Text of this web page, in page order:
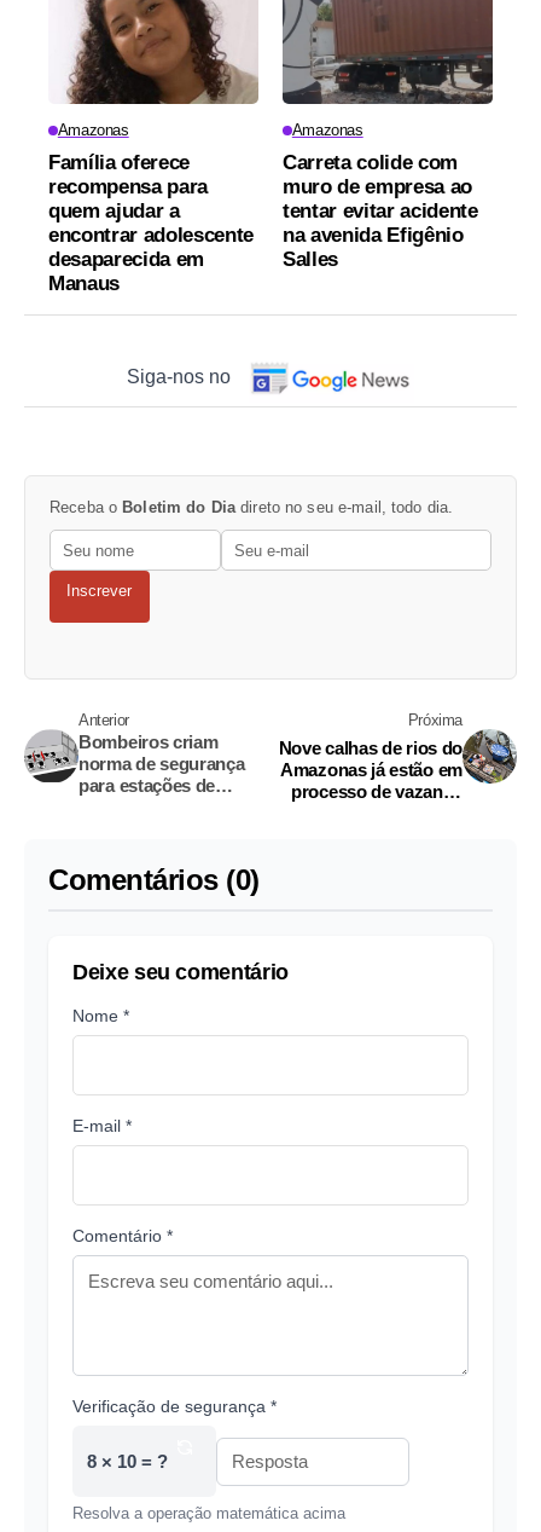
Amazonas
Família oferece
recompensa para
quem ajudar a
encontrar adolescente
desaparecida em
Manaus
Amazonas
Carreta colide com
muro de empresa ao
tentar evitar acidente
na avenida Efigênio
Salles
Siga-nos no
Receba o Boletim do Dia direto no seu e-mail, todo dia.
Inscrever
Anterior
Bombeiros criam
norma de segurança
para estações de
Próxima
Nove calhas de rios do
Amazonas já estão em
processo de vazante,
Comentários (0)
Deixe seu comentário
Nome *
E-mail *
Comentário *
Verificação de segurança *
8 × 10 = ?
Resolva a operação matemática acima